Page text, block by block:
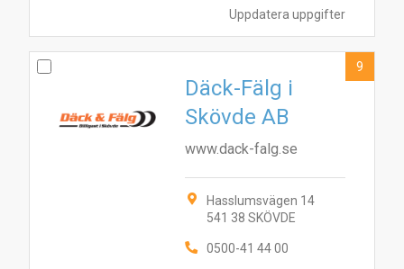
Uppdatera uppgifter
Däck-Fälg i
Skövde AB
www.dack-falg.se
Hasslumsvägen 14
541 38 SKÖVDE
0500-41 44 00
9